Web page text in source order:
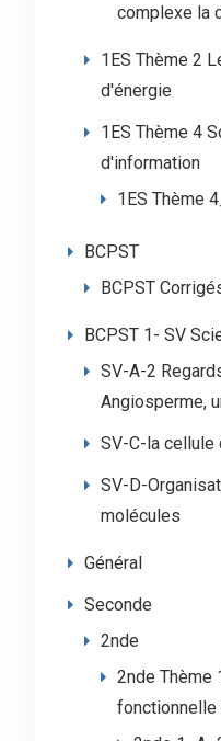
complexe la
1ES Thème 2
d'énergie
1ES Thème 4
d'information
1ES Thème
BCPST
BCPST
BCPST 1- SV
SV-A-2
Angiosperme,
SV-C-la cellule
SV-D-
molécules
Général
Seconde
2nde
2nde Thème
fonctionnelle